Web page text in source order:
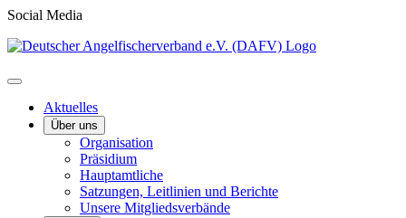
Social Media
Aktuelles
Über uns
Organisation
Präsidium
Hauptamtliche
Satzungen, Leitlinien und Berichte
Unsere Mitgliedsverbände